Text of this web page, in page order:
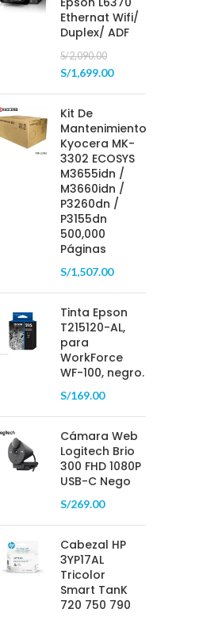
Tóner Hp 55X Ce255X
Black 13,500Pg
Ethernat Wifi/
Duplex/ ADF
S/2,090.00
S/1,699.00
Kit De
Mantenimiento
Kyocera MK-
3302 ECOSYS
M3655idn /
M3660idn /
P3260dn /
P3155dn
500,000
Páginas
S/1,507.00
Tinta Epson
T215120-AL,
para
WorkForce
WF-100, negro.
S/169.00
Cámara Web
Logitech Brio
300 FHD 1080P
USB-C Nego
S/269.00
Cabezal HP
3YP17AL
Tricolor
Smart TanK
720 750 790